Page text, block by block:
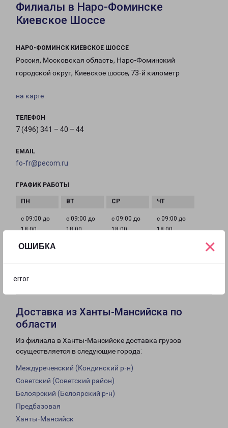
ОШИБКА
error
×
Филиалы в Наро-Фоминске
Киевское Шоссе
НАРО-ФОМИНСК КИЕВСКОЕ ШОССЕ
Россия, Московская область, Наро-Фоминский
городской округ, Киевское шоссе, 73-й километр
на карте
ТЕЛЕФОН
7 (496) 341 – 40 – 44
EMAIL
fo-fr@pecom.ru
ГРАФИК РАБОТЫ
с 09:00 до
18:00
с 09:00 до
18:00
с 09:00 до
18:00
с 09:00 до
18:00
с 09:00 до
с 10:00 до
Выходной
Доставка из Ханты-Мансийска по
области
Из филиала в Ханты-Мансийске доставка грузов
осуществляется в следующие города:
Междуреченский (Кондинский р-н)
Советский (Советский район)
Белоярский (Белоярский р-н)
Предбазовая
Ханты-Мансийск